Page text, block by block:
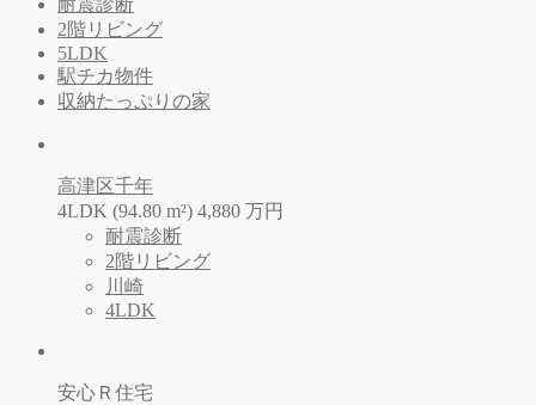
2階リビング
5LDK
駅チカ物件
収納たっぷりの家
高津区千年
4LDK (94.80 m²) 4,880 万円
耐震診断
2階リビング
川崎
4LDK
安心Ｒ住宅